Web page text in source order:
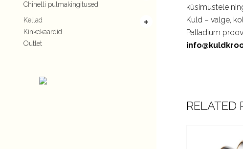
Chinelli pulmakingitused
Kellad
Kinkekaardid
Outlet
küsimustele
Kuld – valge,
Palladium
RELATED